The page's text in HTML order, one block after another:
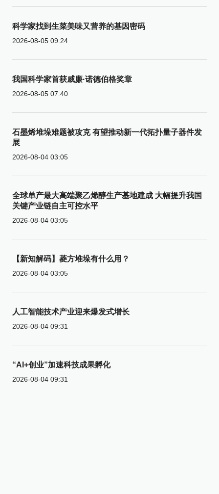
科学家找到生菜美味又营养的基因密码
2026-08-05 09:24
我国科学家首获威廉·诺德伯格奖章
2026-08-05 07:40
石墨烯堆垛难题被攻克 有望推动新一代拓扑量子器件发
展
2026-08-04 03:05
全球单产最大高端聚乙烯醇生产基地建成 大幅提升我国
关键产业链自主可控水平
2026-08-04 03:05
【新知解码】菱方堆垛有什么用？
2026-08-04 03:05
人工智能技术产业迎来爆发式增长
2026-08-04 09:31
“AI+创业”加速科技成果孵化
2026-08-04 09:31